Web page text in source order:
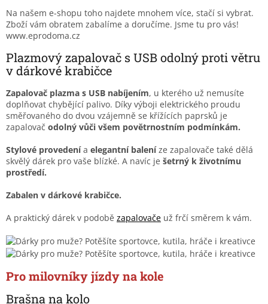
Na našem e-shopu toho najdete mnohem více, stačí si vybrat.
Zboží vám obratem zabalíme a doručíme. Jsme tu pro vás!
www.eprodoma.cz
Plazmový zapalovač s USB odolný proti větru
v dárkové krabičce
Zapalovač plazma s USB nabíjením, u kterého už nemusíte
doplňovat chybějící palivo. Díky výboji elektrického proudu
směřovaného do dvou vzájemně se křížících paprsků je
zapalovač odolný vůči všem povětrnostním podmínkám.
Stylové provedenía elegantní baleníze zapalovače také dělá
skvělý dárek pro vaše blízké. A navíc je šetrný k životnímu
prostředí.
Zabalen v dárkové krabičce.
A praktický dárek v podobě zapalovače už frčí směrem k vám.
Pro milovníky jízdy na kole
Brašna na kolo